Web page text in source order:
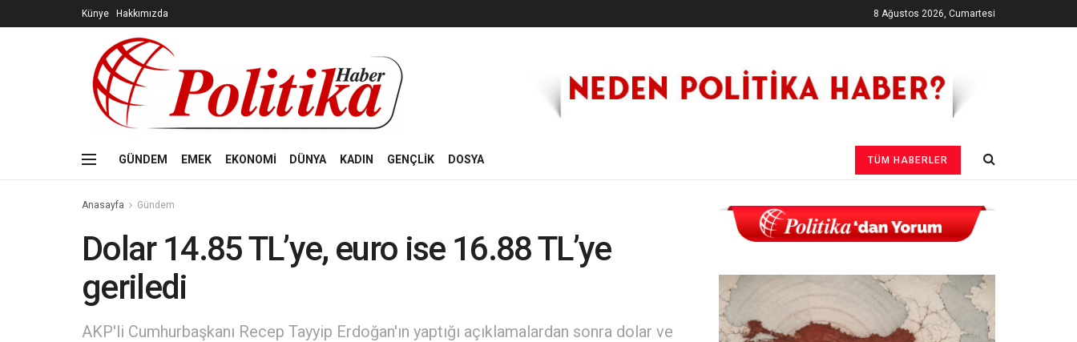
Künye Hakkımızda 8 Ağustos 2026, Cumartesi
GÜNDEM EMEK EKONOMİ DÜNYA KADIN GENÇLİK DOSYA TÜM HABERLER
Anasayfa Gündem
Dolar 14.85 TL’ye, euro ise 16.88 TL’ye
geriledi
AKP'li Cumhurbaşkanı Recep Tayyip Erdoğan'ın yaptığı açıklamalardan sonra dolar ve